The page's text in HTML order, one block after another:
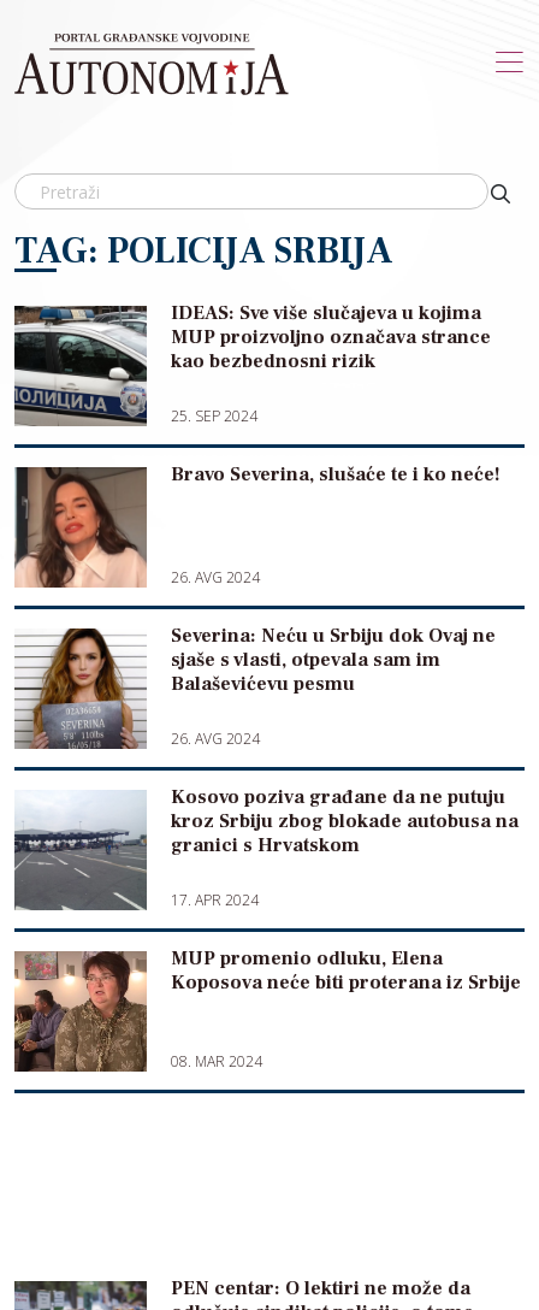
TAG: POLICIJA SRBIJA
IDEAS: Sve više slučajeva u kojima
MUP proizvoljno označava strance
kao bezbednosni rizik
25. SEP 2024
Bravo Severina, slušaće te i ko neće!
26. AVG 2024
Severina: Neću u Srbiju dok Ovaj ne
sjaše s vlasti, otpevala sam im
Balaševićevu pesmu
26. AVG 2024
Kosovo poziva građane da ne putuju
kroz Srbiju zbog blokade autobusa na
granici s Hrvatskom
17. APR 2024
MUP promenio odluku, Elena
Koposova neće biti proterana iz Srbije
08. MAR 2024
PEN centar: O lektiri ne može da